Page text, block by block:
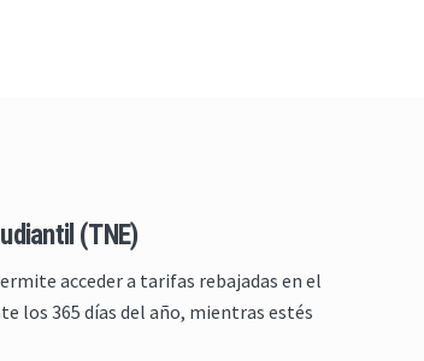
(TNE)
acceder a tarifas rebajadas en el
los 365 días del año, mientras estés